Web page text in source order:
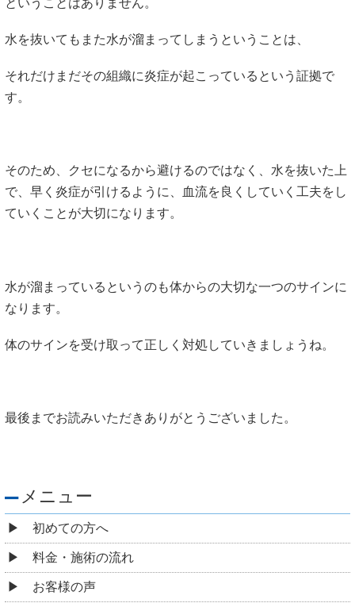
水を抜いてもまた水が溜まってしまうということは、
それだけまだその組織に炎症が起こっているという証拠で
す。
そのため、クセになるから避けるのではなく、水を抜いた上
で、早く炎症が引けるように、血流を良くしていく工夫をし
ていくことが大切になります。
水が溜まっているというのも体からの大切な一つのサインに
なります。
体のサインを受け取って正しく対処していきましょうね。
最後までお読みいただきありがとうございました。
メニュー
初めての方へ
料金・施術の流れ
お客様の声